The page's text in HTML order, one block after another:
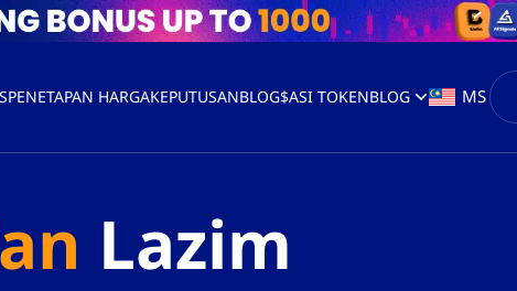
PENETAPAN HARGAKEPUTUSANBLOG$ASI TOKENBLOG MS
Lazim